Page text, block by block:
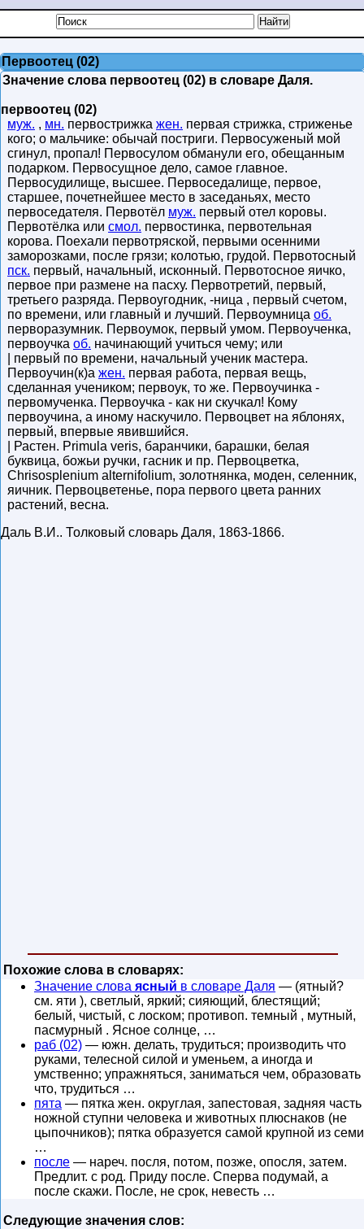
Первоотец (02)
Значение слова первоотец (02) в словаре Даля.
первоотец (02)
муж. , мн. первострижка жен. первая стрижка, стриженье
кого; о мальчике: обычай постриги. Первосуженый мой
сгинул, пропал! Первосулом обманули его, обещанным
подарком. Первосущное дело, самое главное.
Первосудилище, высшее. Первоседалище, первое,
старшее, почетнейшее место в заседаньях, место
первоседателя. Первотёл муж. первый отел коровы.
Первотёлка или смол. первостинка, первотельная
корова. Поехали первотряской, первыми осенними
заморозками, после грязи; колотью, грудой. Первотосный
пск. первый, начальный, исконный. Первотосное яичко,
первое при размене на пасху. Первотретий, первый,
третьего разряда. Первоугодник, -ница , первый счетом,
по времени, или главный и лучший. Первоумница об.
перворазумник. Первоумок, первый умом. Первоученка,
первоучка об. начинающий учиться чему; или
| первый по времени, начальный ученик мастера.
Первоучин(к)а жен. первая работа, первая вещь,
сделанная учеником; первоук, то же. Первоучинка -
первомученка. Первоучка - как ни скучкал! Кому
первоучина, а иному наскучило. Первоцвет на яблонях,
первый, впервые явившийся.
| Растен. Primula veris, баранчики, барашки, белая
буквица, божьи ручки, гасник и пр. Первоцветка,
Chrisosplenium alternifolium, золотнянка, моден, селенник,
яичник. Первоцветенье, пора первого цвета ранних
растений, весна.
Даль В.И.. Толковый словарь Даля, 1863-1866.
Похожие слова в словарях:
Значение слова ясный в словаре Даля — (ятный?
см. яти ), светлый, яркий; сияющий, блестящий;
белый, чистый, с лоском; противоп. темный , мутный,
пасмурный . Ясное солнце, …
раб (02) — южн. делать, трудиться; производить что
руками, телесной силой и уменьем, а иногда и
умственно; упражняться, заниматься чем, образовать
что, трудиться …
пята — пятка жен. округлая, запестовая, задняя часть
ножной ступни человека и животных плюснаков (не
цыпочников); пятка образуется самой крупной из семи
…
после — нареч. посля, потом, позже, опосля, затем.
Предлит. с род. Приду после. Сперва подумай, а
после скажи. После, не срок, невесть …
Следующие значения слов: